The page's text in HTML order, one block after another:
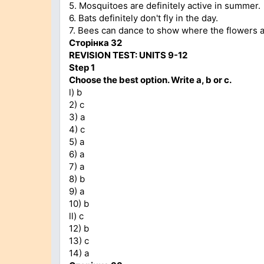
5. Mosquitoes are definitely active in summer.
6. Bats definitely don't fly in the day.
7. Bees can dance to show where the flowers
Сторінка 32
REVISION TEST: UNITS 9-12
Step 1
Choose the best option. Write a, b or c.
l) b
2) c
3) a
4) c
5) a
6) a
7) a
8) b
9) a
10) b
ll) c
12) b
13) c
14) a